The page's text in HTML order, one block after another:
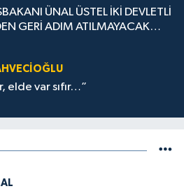
ÜNAL ÜSTEL İKİ DEVLETLİ
GERİ ADIM ATILMAYACAK
elde var sıfır…”